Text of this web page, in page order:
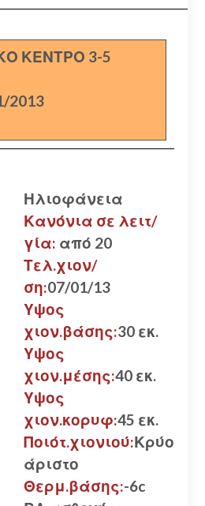
ΚΕΝΤΡΟ 3-5
2013
Ηλιοφάνεια
Κανόνια σε λειτ/
γία: από 20
Τελ.χιον/
ση:07/01/13
Υψος
χιον.βάσης:30 εκ.
Υψος
χιον.μέσης:40 εκ.
Υψος
χιον.κορυφ:45 εκ.
Ποιότ.χιονιού:Κρύο
άριστο
Θερμ.βάσης:-6c